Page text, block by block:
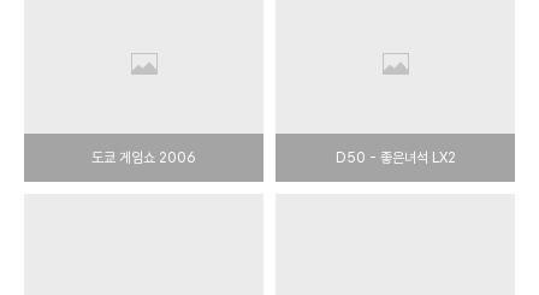
도쿄 게임쇼 2006 D50 - 좋은녀석 LX2